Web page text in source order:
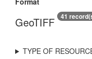
GeoTIFF 41
TYPE OF